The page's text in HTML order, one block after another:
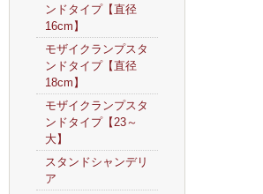
ンドタイプ【直径
16cm】
モザイクランプスタ
ンドタイプ【直径
18cm】
モザイクランプスタ
ンドタイプ【23～
大】
スタンドシャンデリ
ア